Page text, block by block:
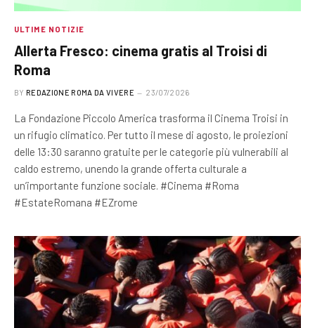
ULTIME NOTIZIE
Allerta Fresco: cinema gratis al Troisi di
Roma
BY REDAZIONE ROMA DA VIVERE 23/07/2026
La Fondazione Piccolo America trasforma il Cinema Troisi in
un rifugio climatico. Per tutto il mese di agosto, le proiezioni
delle 13:30 saranno gratuite per le categorie più vulnerabili al
caldo estremo, unendo la grande offerta culturale a
un’importante funzione sociale. #Cinema #Roma
#EstateRomana #EZrome